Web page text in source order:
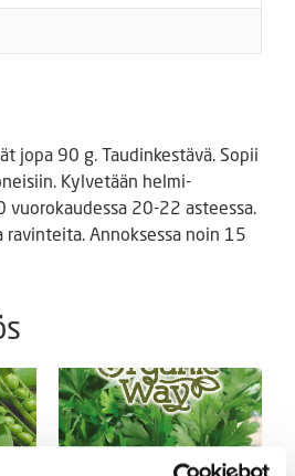
jopa 90 g. Taudinkestävä. Sopii
Kylvetään helmi-
vuorokaudessa 20-22 asteessa.
ravinteita. Annoksessa noin 15